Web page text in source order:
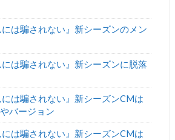
には騙されない』新シーズンのメン
には騙されない』新シーズンに脱落
には騙されない』新シーズンCMは
バージョン
には騙されない』新シーズンCMは